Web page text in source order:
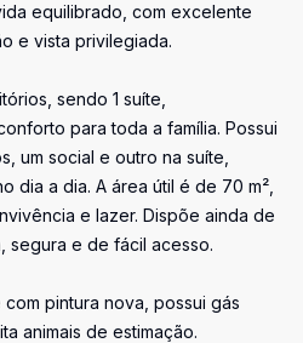
equilibrado, com excelente
e vista privilegiada.
sendo 1 suíte,
para toda a família. Possui
um social e outro na suíte,
dia a dia. A área útil é de 70 m²,
e lazer. Dispõe ainda de
segura e de fácil acesso.
pintura nova, possui gás
animais de estimação.